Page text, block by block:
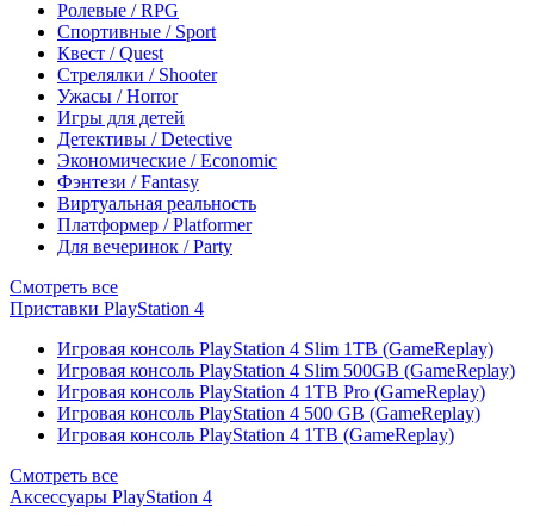
Ролевые / RPG
Спортивные / Sport
Квест / Quest
Стрелялки / Shooter
Ужасы / Horror
Игры для детей
Детективы / Detective
Экономические / Economic
Фэнтези / Fantasy
Виртуальная реальность
Платформер / Platformer
Для вечеринок / Party
Смотреть все
Приставки PlayStation 4
Игровая консоль PlayStation 4 Slim 1TB (GameReplay)
Игровая консоль PlayStation 4 Slim 500GB (GameReplay)
Игровая консоль PlayStation 4 1TB Pro (GameReplay)
Игровая консоль PlayStation 4 500 GB (GameReplay)
Игровая консоль PlayStation 4 1TB (GameReplay)
Смотреть все
Аксессуары PlayStation 4